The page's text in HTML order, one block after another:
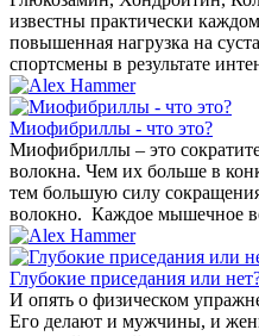
известны практически
повышенная нагрузка на
спортсмены в результате
Миофибриллы - что это?
Миофибриллы – это
волокна. Чем их больше в
тем большую силу
волокно. Каждое мышечное
Глубокие приседания или
И опять о физическом
Его делают и мужчины, и